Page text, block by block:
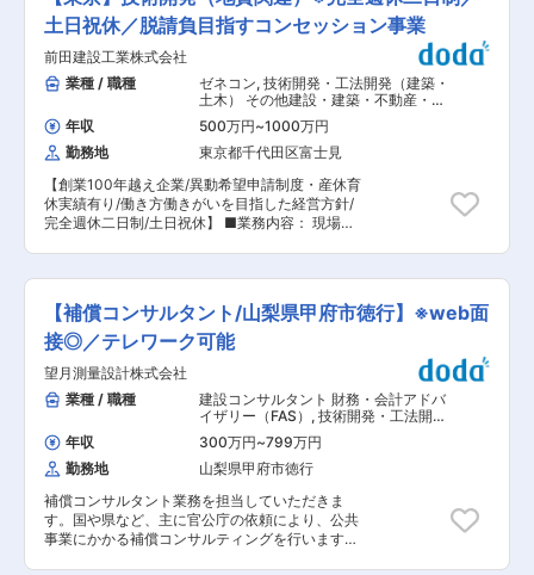
に入れられる環境が整っております。 ・測量士、
土地家屋調査士、一級土木施工管理士、一級建築
士および補償業務管理士などの資格を有する人材
を多数育成し、お客様の信頼に応えております。
また、働き方改革を積極的に進め、働く人が充実
して働ける環境づくりもめざします。有給取得奨
励、残業削減、新技術導入、スキルアップにより
作業時間短縮に取り組んでおります。
玉、群馬、長野といった西関東からの受注案件が
ございます。 ■業務の特徴： 最新の機器（ドロ
ーン、3Dスキャナ測定器など）を使用する業務
になりますので、ゆくゆくはコンサルタントとし
て、ICTの知識が求められる可能性がございま
す。そのため、好奇心と向上心を持ち合わせ、且
つ最新の知識を習得していきたいという気概のあ
る方を求めております。 ■当社の魅力： ・社員
の成長を促すための資格取得支援だけでなく、早
期に案件を任せるなど、未経験者・経験者に関係
なく、成長できるフィールドを用意しておりま
す。また、頑張る社員に対し、会社の利益をしっ
かりと還元しております。2018年度の業績は好調
員もいますので、成長、報酬ともに手に入れられ
る環境が整っております。 ・測量士、土地家屋調
査士、一級土木施工管理士、一級建築士および補
償業務管理士などの資格を有する人材を多数育成
し、お客様の信頼に応えております。また、働き
方改革を積極的に進め、働く人が充実して働ける
環境づくりもめざします。有給取得奨励、残業削
減、新技術導入、スキルアップにより作業時間短
縮に取り組んでおります。 変更の範囲：会社の定
める業務
土日祝休／脱請負目指すコンセッション事業
前田建設工業株式会社
業種 / 職種
ゼネコン, 技術開発・工法開発（建築・
土木） その他建設・建築・不動産・プ
ラント・工場関連職
年収 500万円~1000万円
勤務地
東京都千代田区富士見
【創業100年越え企業/異動希望申請制度・産休育
休実績有り/働き方働きがいを目指した経営方針/
完全週休二日制/土日祝休】 ■業務内容： 現場技
いただきたいと考えております。職員３名程度で
チームを作り、複数の業務に対応する形です。 ■
当社について： ・1919年に創業し、100年を超え
る歴史と豊富な実績を持っており、建築・土木部
門以外にもインフラ運営事業を手掛ける準大手ト
ップクラスのゼネコンです。建築部門において
は、BIMを活用しながら、様々な用途の建築物に
多数の実績を誇っております。 ・建築
（57％）、土木（31%)の売り上げ比率/国内外で
建築・土木、コンセッション事業の事例を多く持
つ東証一部上場ゼネコンです。 ・フレックスタイ
ム制・テレワーク制、産休育休実勢ありの就業環
境は充実しております。有給休暇も１時間あたり
で使用できるなど働き方に対しての柔軟性があり
ます。 また、勤怠時間は、PCの打刻で管理して
いる為、ログイン時間と勤怠時間に乖離がないよ
【補償コンサルタント/山梨県甲府市徳行】※web面
接◎／テレワーク可能
望月測量設計株式会社
業種 / 職種
建設コンサルタント 財務・会計アドバ
イザリー（FAS） , 技術開発・工法開発
（建築・土木） 構造解析・耐震診断
（建築・土木）
年収 300万円~799万円
勤務地
山梨県甲府市徳行
補償コンサルタント業務を担当していただきま
す。国や県など、主に官公庁の依頼により、公共
事業にかかる補償コンサルティングを行います。